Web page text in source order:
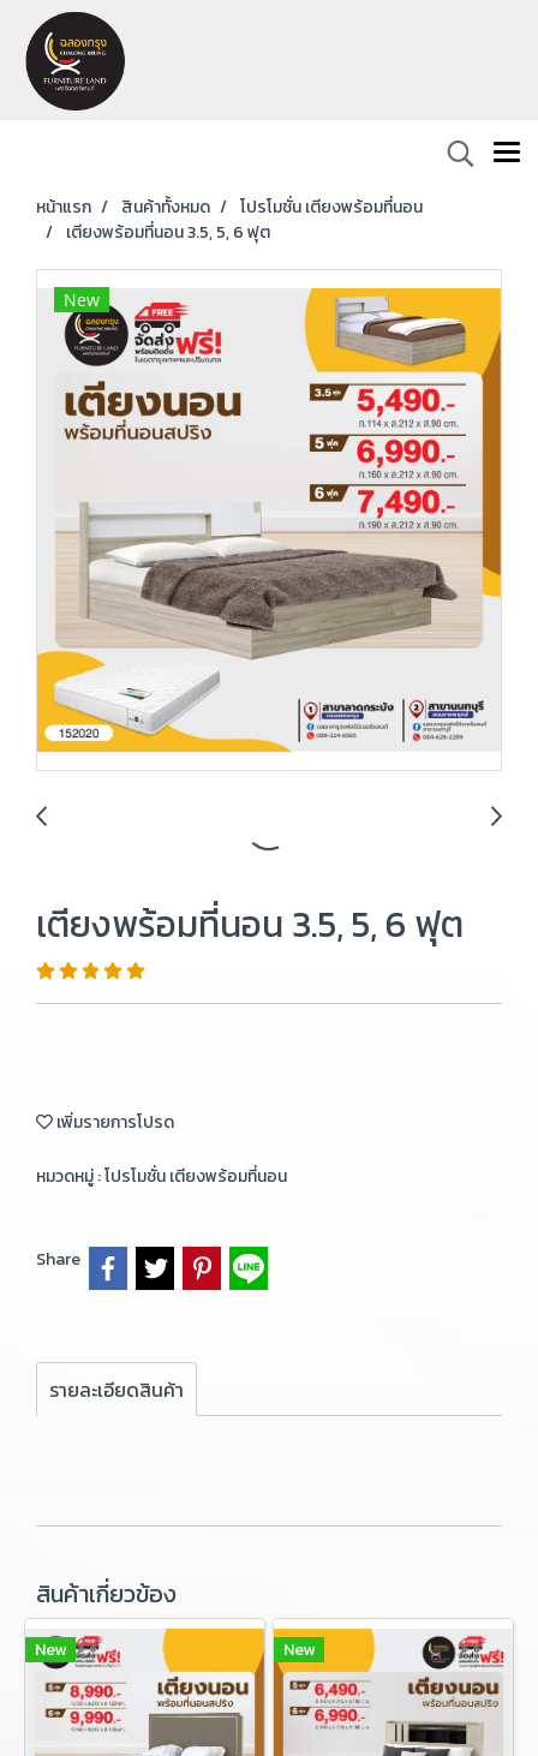
หน้าแรก สินค้าทั้งหมด
โปรโมชั่น เตียงพร้อมที่นอน
เตียงพร้อมที่นอน 3.5, 5, 6 ฟุต
New
เตียงพร้อมที่นอน 3.5, 5, 6 ฟุต
เพิ่มรายการโปรด
หมวดหมู่ :โปรโมชั่น เตียงพร้อมที่นอน
Share
รายละเอียดสินค้า
สินค้าเกี่ยวข้อง
New New